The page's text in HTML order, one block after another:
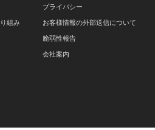
組み
プライバシー
お客様情報の外部送信について
脆弱性報告
会社案内